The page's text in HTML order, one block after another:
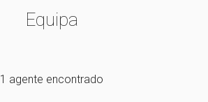
Equipa
1 agente encontrado